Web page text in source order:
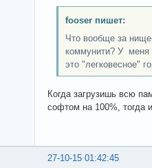
fooser пишет:
Что вообще за
коммунити? У меня
это "легковесное"
Когда загрузишь всю
софтом на 100%, тогда
27-10-15 01:42:45